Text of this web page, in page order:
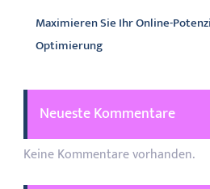
Maximieren Sie Ihr Online-
Optimierung
Neueste Kommentare
Keine Kommentare vorhanden.